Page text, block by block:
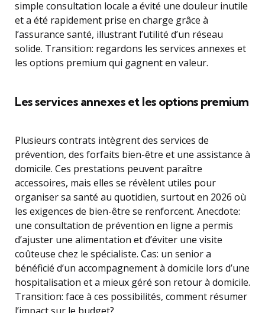
simple consultation locale a évité une douleur inutile
et a été rapidement prise en charge grâce à
l’assurance santé, illustrant l’utilité d’un réseau
solide. Transition: regardons les services annexes et
les options premium qui gagnent en valeur.
Les services annexes et les options premium
Plusieurs contrats intègrent des services de
prévention, des forfaits bien-être et une assistance à
domicile. Ces prestations peuvent paraître
accessoires, mais elles se révèlent utiles pour
organiser sa santé au quotidien, surtout en 2026 où
les exigences de bien-être se renforcent. Anecdote:
une consultation de prévention en ligne a permis
d’ajuster une alimentation et d’éviter une visite
coûteuse chez le spécialiste. Cas: un senior a
bénéficié d’un accompagnement à domicile lors d’une
hospitalisation et a mieux géré son retour à domicile.
Transition: face à ces possibilités, comment résumer